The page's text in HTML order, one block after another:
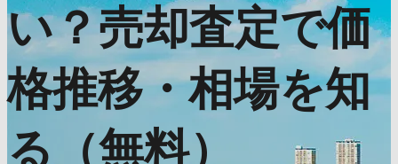
い？売却査定で価
格推移・相場を知
る（無料）